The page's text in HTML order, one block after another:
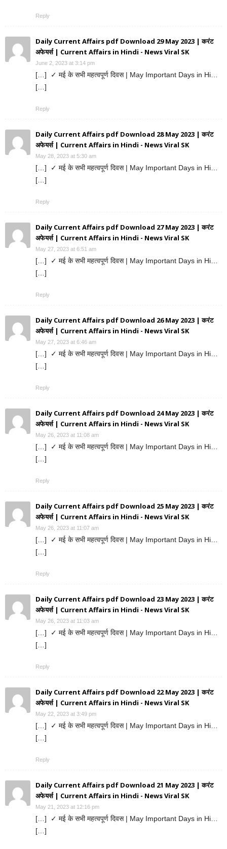
Reply
Daily Current Affairs pdf Download 29 May 2023 | करंट
अफेयर्स | Current Affairs in Hindi - News Viral SK
June 2, 2023 at 3:14 pm
[…] ✓ मई के सभी महत्वपूर्ण दिवस | May Important Days in Hi…
[…]
Reply
Daily Current Affairs pdf Download 28 May 2023 | करंट
अफेयर्स | Current Affairs in Hindi - News Viral SK
May 28, 2023 at 5:30 am
[…] ✓ मई के सभी महत्वपूर्ण दिवस | May Important Days in Hi…
[…]
Reply
Daily Current Affairs pdf Download 27 May 2023 | करंट
अफेयर्स | Current Affairs in Hindi - News Viral SK
May 27, 2023 at 6:51 am
[…] ✓ मई के सभी महत्वपूर्ण दिवस | May Important Days in Hi…
[…]
Reply
Daily Current Affairs pdf Download 26 May 2023 | करंट
अफेयर्स | Current Affairs in Hindi - News Viral SK
May 27, 2023 at 6:46 am
[…] ✓ मई के सभी महत्वपूर्ण दिवस | May Important Days in Hi…
[…]
Reply
Daily Current Affairs pdf Download 24 May 2023 | करंट
अफेयर्स | Current Affairs in Hindi - News Viral SK
May 26, 2023 at 11:08 am
[…] ✓ मई के सभी महत्वपूर्ण दिवस | May Important Days in Hi…
[…]
Reply
Daily Current Affairs pdf Download 25 May 2023 | करंट
अफेयर्स | Current Affairs in Hindi - News Viral SK
May 26, 2023 at 11:07 am
[…] ✓ मई के सभी महत्वपूर्ण दिवस | May Important Days in Hi…
[…]
Reply
Daily Current Affairs pdf Download 23 May 2023 | करंट
अफेयर्स | Current Affairs in Hindi - News Viral SK
May 26, 2023 at 11:03 am
[…] ✓ मई के सभी महत्वपूर्ण दिवस | May Important Days in Hi…
[…]
Reply
Daily Current Affairs pdf Download 22 May 2023 | करंट
अफेयर्स | Current Affairs in Hindi - News Viral SK
May 22, 2023 at 3:49 pm
[…] ✓ मई के सभी महत्वपूर्ण दिवस | May Important Days in Hi…
[…]
Reply
Daily Current Affairs pdf Download 21 May 2023 | करंट
अफेयर्स | Current Affairs in Hindi - News Viral SK
May 21, 2023 at 12:16 pm
[…] ✓ मई के सभी महत्वपूर्ण दिवस | May Important Days in Hi…
[…]